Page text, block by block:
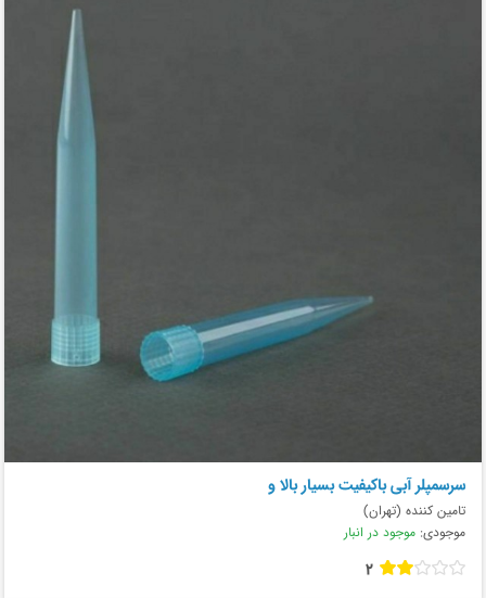
سرسمپلر آبی باکیفیت بسیار بالا و
تامین کننده (تهران)
موجودی: موجود در انبار
2